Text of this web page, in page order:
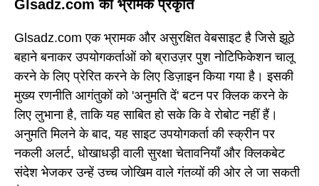
Glsadz.com की भ्रामक प्रकृति
Glsadz.com एक भ्रामक और असुरक्षित वेबसाइट है जिसे झूठे
बहाने बनाकर उपयोगकर्ताओं को ब्राउज़र पुश नोटिफिकेशन चालू
करने के लिए प्रेरित करने के लिए डिज़ाइन किया गया है। इसकी
मुख्य रणनीति आगंतुकों को 'अनुमति दें' बटन पर क्लिक करने के
लिए लुभाना है, ताकि यह साबित हो सके कि वे रोबोट नहीं हैं।
अनुमति मिलने के बाद, यह साइट उपयोगकर्ता की स्क्रीन पर
नकली अलर्ट, धोखाधड़ी वाली सुरक्षा चेतावनियाँ और क्लिकबेट
संदेश भेजकर उन्हें उच्च जोखिम वाले गंतव्यों की ओर ले जा सकती